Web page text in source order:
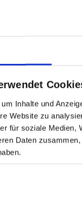
Inhalte und
Website zu
für soziale Medien,
Daten
des
der am
die
und seiner
nach
weiteren
dass
ein wichtiges
das nichts
Aktionären
Der
würde